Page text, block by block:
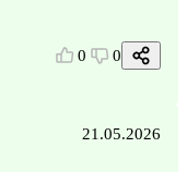
0 0
21.05.2026